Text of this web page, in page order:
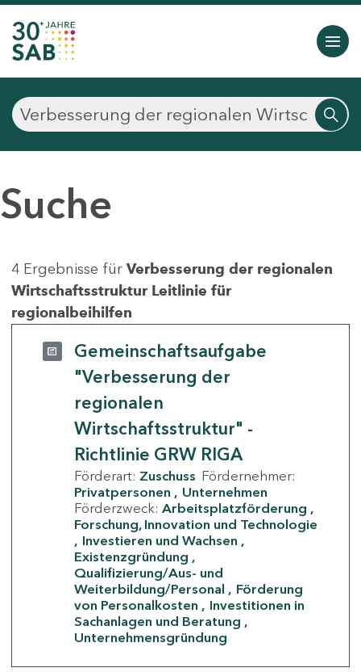
Suche
4 Ergebnisse für Verbesserung der regionalen
Wirtschaftsstruktur Leitlinie für
regionalbeihilfen
Gemeinschaftsaufgabe
"Verbesserung der
regionalen
Wirtschaftsstruktur" -
Richtlinie GRW RIGA
Förderart: Zuschuss Fördernehmer:
Privatpersonen
Unternehmen
Förderzweck: Arbeitsplatzförderung
Forschung, Innovation und Technologie
Investieren und Wachsen
Existenzgründung
Qualifizierung/Aus- und
Weiterbildung/Personal
Förderung
von Personalkosten
Investitionen in
Sachanlagen und Beratung
Unternehmensgründung